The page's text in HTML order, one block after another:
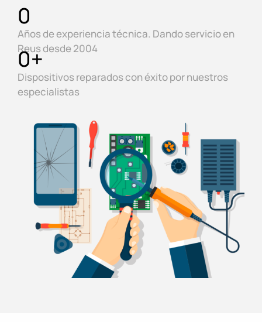
Años de experiencia técnica. Dando servicio en
Reus desde 2004
0
Dispositivos reparados con éxito por nuestros
especialistas
0+